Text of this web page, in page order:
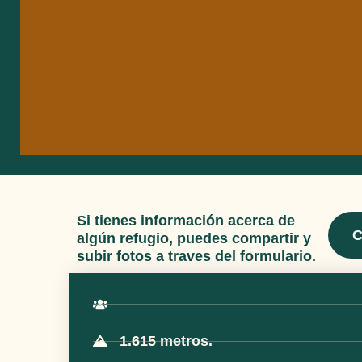
Si tienes información acerca de
algún refugio, puedes compartir y
subir fotos a traves del formulario.
1.615 metros.